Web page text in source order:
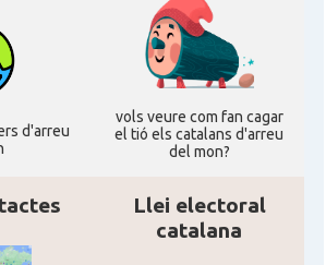
Catalans a SAINT LOUIS
Catalans a San Antonio - Texas
Catalans a SAN FRANCISCO
d'arreu
vols veure com fan cagar
el tió els catalans d'arreu
del mon?
Llei electoral
catalana